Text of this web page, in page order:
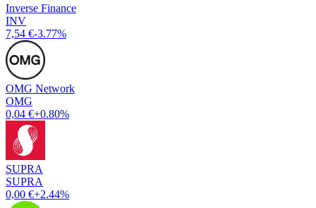
Inverse Finance
INV
7,54 €-3.77%
OMG Network
OMG
0,04 €+0.80%
SUPRA
SUPRA
0,00 €+2.44%